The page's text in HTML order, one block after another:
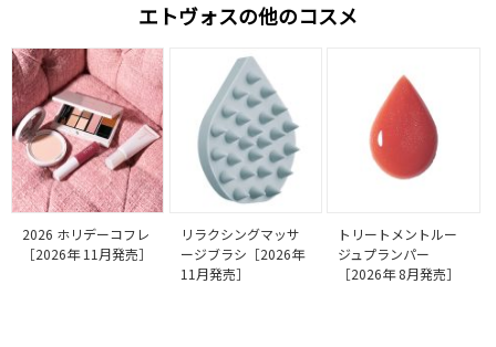
エトヴォスの他のコスメ
2026 ホリデーコフレ
［2026年 11月発売］
リラクシングマッサ
ージブラシ［2026年
11月発売］
トリートメントルー
ジュプランパー
［2026年 8月発売］